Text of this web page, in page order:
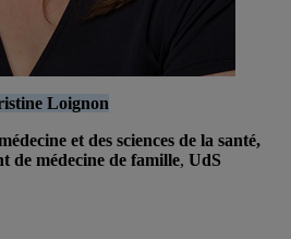
Loignon
et des sciences de la santé,
de médecine de famille, UdS